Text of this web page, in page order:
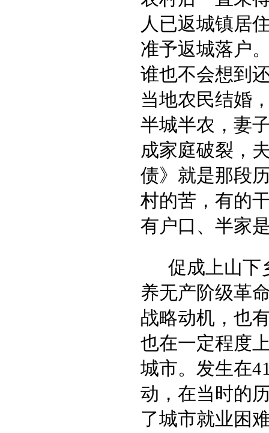
人已返城镇居
准予返城落户
谁也不会想到
当地农民结婚
半城半农，妻
成家庭破裂，
债》就是那段
村的苦，有的
有户口、半家
促成上山下
养无产阶级革
战略动机，也
也在一定程度
城市。发生在
动，在当时的
了城市就业困